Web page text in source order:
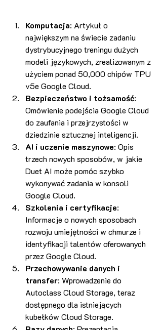
Komputacja: Artykuł o
największym na świecie zadaniu
dystrybucyjnego treningu dużych
modeli językowych, zrealizowanym z
użyciem ponad 50,000 chipów TPU
v5e Google Cloud​​.
Bezpieczeństwo i tożsamość:
Omówienie podejścia Google Cloud
do zaufania i przejrzystości w
dziedzinie sztucznej inteligencji​​.
AI i uczenie maszynowe: Opis
trzech nowych sposobów, w jakie
Duet AI może pomóc szybko
wykonywać zadania w konsoli
Google Cloud​​.
Szkolenia i certyfikacje:
Informacje o nowych sposobach
rozwoju umiejętności w chmurze i
identyfikacji talentów oferowanych
przez Google Cloud​​.
Przechowywanie danych i
transfer: Wprowadzenie do
Autoclass Cloud Storage, teraz
dostępnego dla istniejących
kubełków Cloud Storage​​.